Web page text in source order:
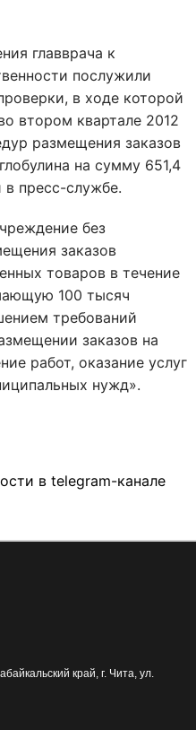
главврача к
послужили
в ходе которой
втором квартале 2012
размещения заказов
на сумму 651,4
в пресс-службе.
без
заказов
товаров в течение
100 тысяч
требований
заказов на
работ, оказание услуг
нужд».
в telegram-канале
край, г. Чита, ул.